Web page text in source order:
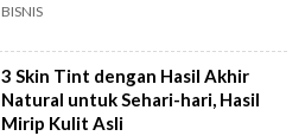
BISNIS
3 Skin Tint dengan Hasil Akhir
Natural untuk Sehari-hari, Hasil
Mirip Kulit Asli